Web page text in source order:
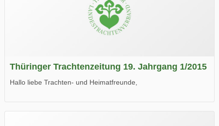
Thüringer Trachtenzeitung 19. Jahrgang 1/2015
Hallo liebe Trachten- und Heimatfreunde,
Wir wünschen Euch viel Spaß beim Lesen.